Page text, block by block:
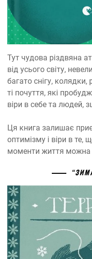
Тут чудова різдвяна
від усього світу,
багато снігу, колядки,
ті почуття, які
віри в себе та людей,
Ця книга залишає
оптимізму і віри в те,
моменти життя можна